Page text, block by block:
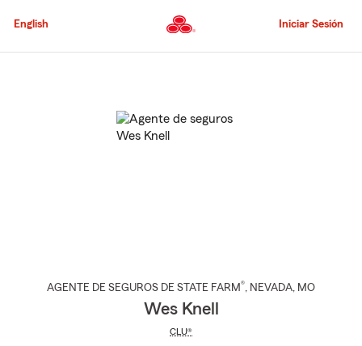
al
principal
English Iniciar Sesión
AGENTE DE SEGUROS DE STATE FARM®, NEVADA, MO
Wes Knell
CLU®